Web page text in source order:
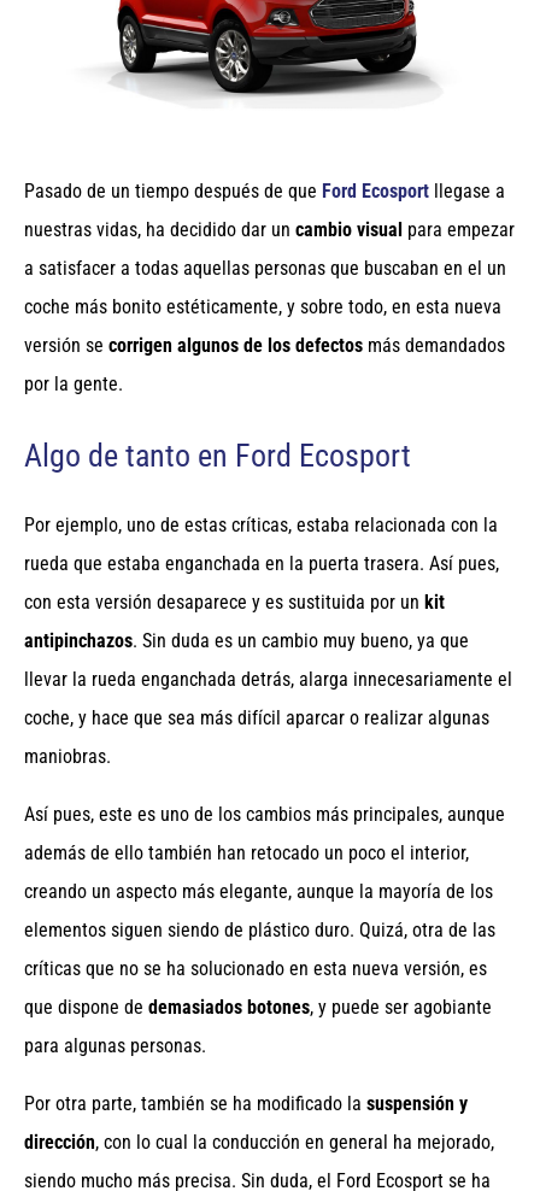
Pasado de un tiempo después de que Ford Ecosport llegase a
nuestras vidas, ha decidido dar un cambio visual para empezar
a satisfacer a todas aquellas personas que buscaban en el un
coche más bonito estéticamente, y sobre todo, en esta nueva
versión se corrigen algunos de los defectos más demandados
por la gente.
Algo de tanto en Ford Ecosport
Por ejemplo, uno de estas críticas, estaba relacionada con la
rueda que estaba enganchada en la puerta trasera. Así pues,
con esta versión desaparece y es sustituida por un kit
antipinchazos. Sin duda es un cambio muy bueno, ya que
llevar la rueda enganchada detrás, alarga innecesariamente el
coche, y hace que sea más difícil aparcar o realizar algunas
maniobras.
Así pues, este es uno de los cambios más principales, aunque
además de ello también han retocado un poco el interior,
creando un aspecto más elegante, aunque la mayoría de los
elementos siguen siendo de plástico duro. Quizá, otra de las
críticas que no se ha solucionado en esta nueva versión, es
que dispone de demasiados botones, y puede ser agobiante
para algunas personas.
Por otra parte, también se ha modificado la suspensión y
dirección, con lo cual la conducción en general ha mejorado,
siendo mucho más precisa. Sin duda, el Ford Ecosport se ha